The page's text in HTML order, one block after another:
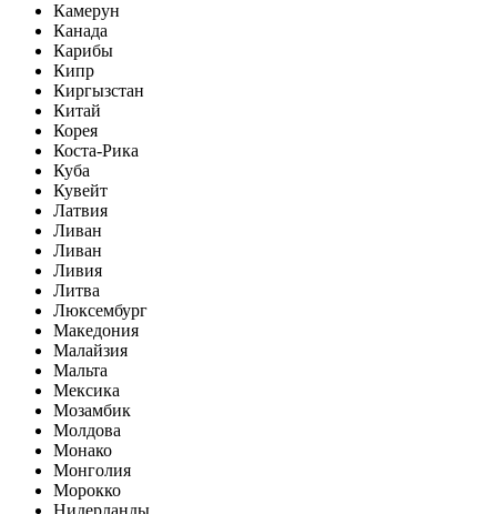
Камерун
Канада
Карибы
Кипр
Киргызстан
Китай
Корея
Коста-Рика
Куба
Кувейт
Латвия
Ливан
Ливан
Ливия
Литва
Люксембург
Македония
Малайзия
Мальта
Мексика
Мозамбик
Молдова
Монако
Монголия
Морокко
Нидерланды